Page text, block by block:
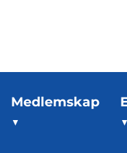
Medlemskap